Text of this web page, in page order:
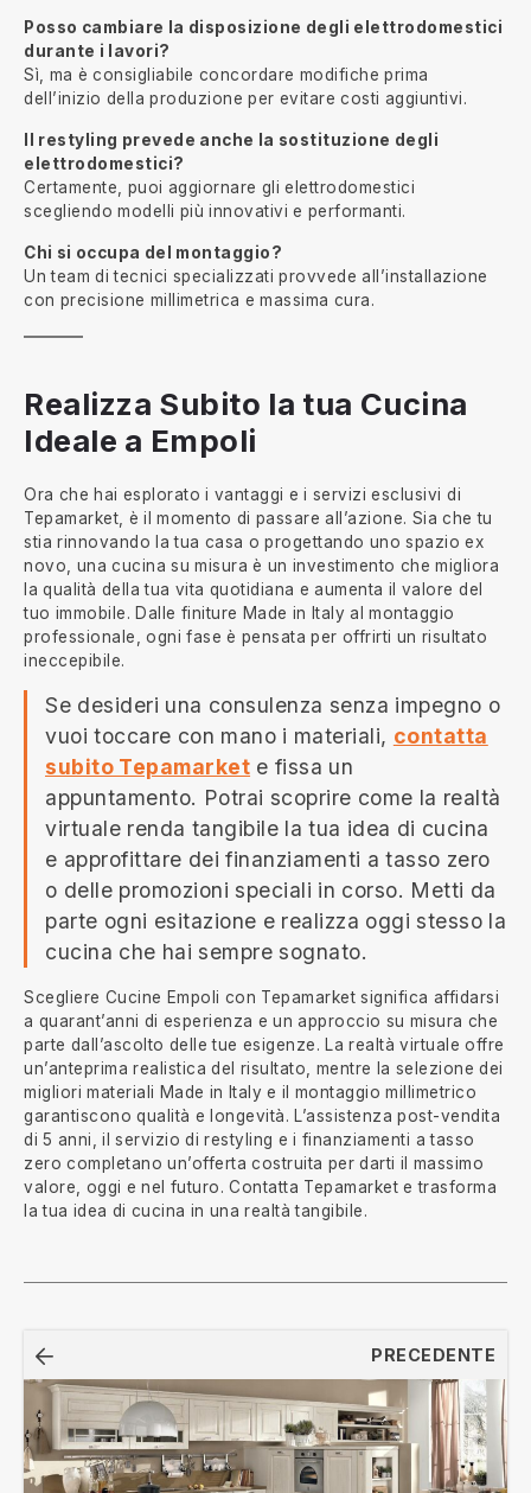
Posso cambiare la disposizione degli elettrodomestici
durante i lavori?
Sì, ma è consigliabile concordare modifiche prima
dell’inizio della produzione per evitare costi aggiuntivi.
Il restyling prevede anche la sostituzione degli
elettrodomestici?
Certamente, puoi aggiornare gli elettrodomestici
scegliendo modelli più innovativi e performanti.
Chi si occupa del montaggio?
Un team di tecnici specializzati provvede all’installazione
con precisione millimetrica e massima cura.
Realizza Subito la tua Cucina
Ideale a Empoli
Ora che hai esplorato i vantaggi e i servizi esclusivi di
Tepamarket, è il momento di passare all’azione. Sia che tu
stia rinnovando la tua casa o progettando uno spazio ex
novo, una cucina su misura è un investimento che migliora
la qualità della tua vita quotidiana e aumenta il valore del
tuo immobile. Dalle finiture Made in Italy al montaggio
professionale, ogni fase è pensata per offrirti un risultato
ineccepibile.
Se desideri una consulenza senza impegno o
vuoi toccare con mano i materiali, contatta
subito Tepamarket e fissa un
appuntamento. Potrai scoprire come la realtà
virtuale renda tangibile la tua idea di cucina
e approfittare dei finanziamenti a tasso zero
o delle promozioni speciali in corso. Metti da
parte ogni esitazione e realizza oggi stesso la
cucina che hai sempre sognato.
Scegliere Cucine Empoli con Tepamarket significa affidarsi
a quarant’anni di esperienza e un approccio su misura che
parte dall’ascolto delle tue esigenze. La realtà virtuale offre
un’anteprima realistica del risultato, mentre la selezione dei
migliori materiali Made in Italy e il montaggio millimetrico
garantiscono qualità e longevità. L’assistenza post-vendita
di 5 anni, il servizio di restyling e i finanziamenti a tasso
zero completano un’offerta costruita per darti il massimo
valore, oggi e nel futuro. Contatta Tepamarket e trasforma
la tua idea di cucina in una realtà tangibile.
Navigazione
articoli
PRECEDENTE